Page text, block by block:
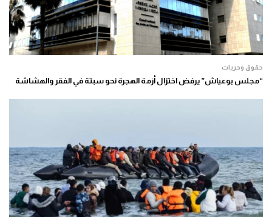
حقوق وحريات
“مجلس بوعياش” يرفض اختزال أزمة الهجرة نحو سبتة في الفقر والهشاشة